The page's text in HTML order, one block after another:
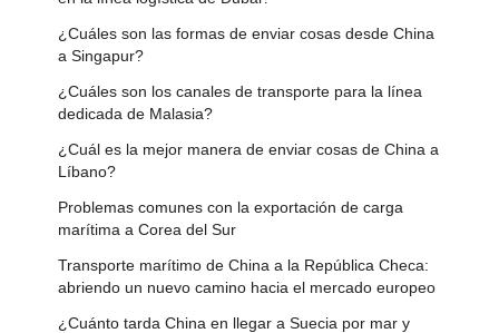
¿Cuáles son las formas de enviar cosas desde China
a Singapur?
¿Cuáles son los canales de transporte para la línea
dedicada de Malasia?
¿Cuál es la mejor manera de enviar cosas de China a
Líbano?
Problemas comunes con la exportación de carga
marítima a Corea del Sur
Transporte marítimo de China a la República Checa:
abriendo un nuevo camino hacia el mercado europeo
¿Cuánto tarda China en llegar a Suecia por mar y